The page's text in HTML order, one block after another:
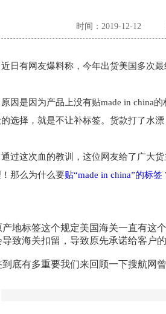
时间：2019-12-12
近日有网友爆料称，今年出货美国多次最
原因是因为产品上没有贴made in china
选择，就是不让补标签。货款打了水
通过这次血的教训，这位网友给了广大
那么为什么要贴“made in china”的标签
产地标签这个规定美国海关一直有这
导致海关扣留，导致原先承诺给客户
到底有多重要我们来回顾一下搜航网